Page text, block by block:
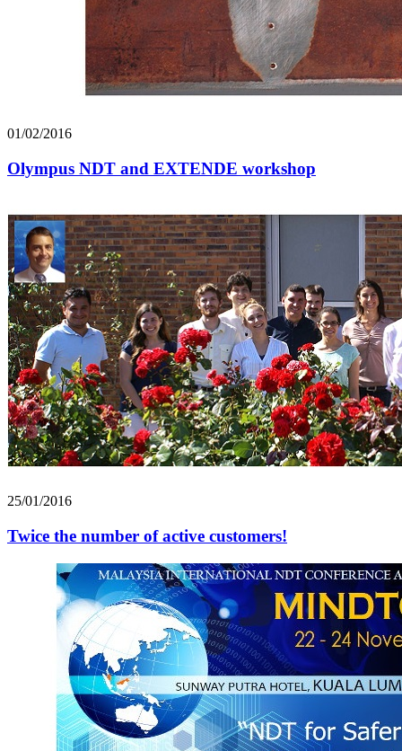
01/02/2016
Olympus NDT and EXTENDE workshop
25/01/2016
Twice the number of active customers!